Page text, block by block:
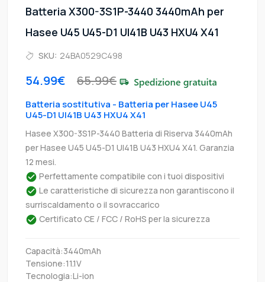
Batteria X300-3S1P-3440 3440mAh per
Hasee U45 U45-D1 UI41B U43 HXU4 X41
SKU: 24BA0529C498
54.99€ 65.99€
Batteria sostitutiva - Batteria per Hasee U45
U45-D1 UI41B U43 HXU4 X41
Hasee X300-3S1P-3440 Batteria di Riserva 3440mAh
per Hasee U45 U45-D1 UI41B U43 HXU4 X41. Garanzia
12 mesi.
Perfettamente compatibile con i tuoi dispositivi
Le caratteristiche di sicurezza non garantiscono il
surriscaldamento o il sovraccarico
Certificato CE / FCC / RoHS per la sicurezza
Capacità:3440mAh
Tensione:11.1V
Tecnologia:Li-ion